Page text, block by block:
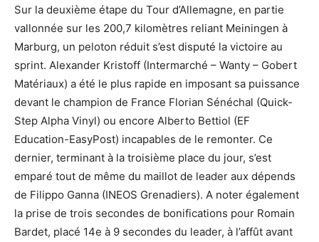
Sur la deuxième étape du Tour d’Allemagne, en partie
vallonnée sur les 200,7 kilomètres reliant Meiningen à
Marburg, un peloton réduit s’est disputé la victoire au
sprint. Alexander Kristoff (Intermarché – Wanty – Gobert
Matériaux) a été le plus rapide en imposant sa puissance
devant le champion de France Florian Sénéchal (Quick-
Step Alpha Vinyl) ou encore Alberto Bettiol (EF
Education-EasyPost) incapables de le remonter. Ce
dernier, terminant à la troisième place du jour, s’est
emparé tout de même du maillot de leader aux dépends
de Filippo Ganna (INEOS Grenadiers). A noter également
la prise de trois secondes de bonifications pour Romain
Bardet, placé 14e à 9 secondes du leader, à l’affût avant